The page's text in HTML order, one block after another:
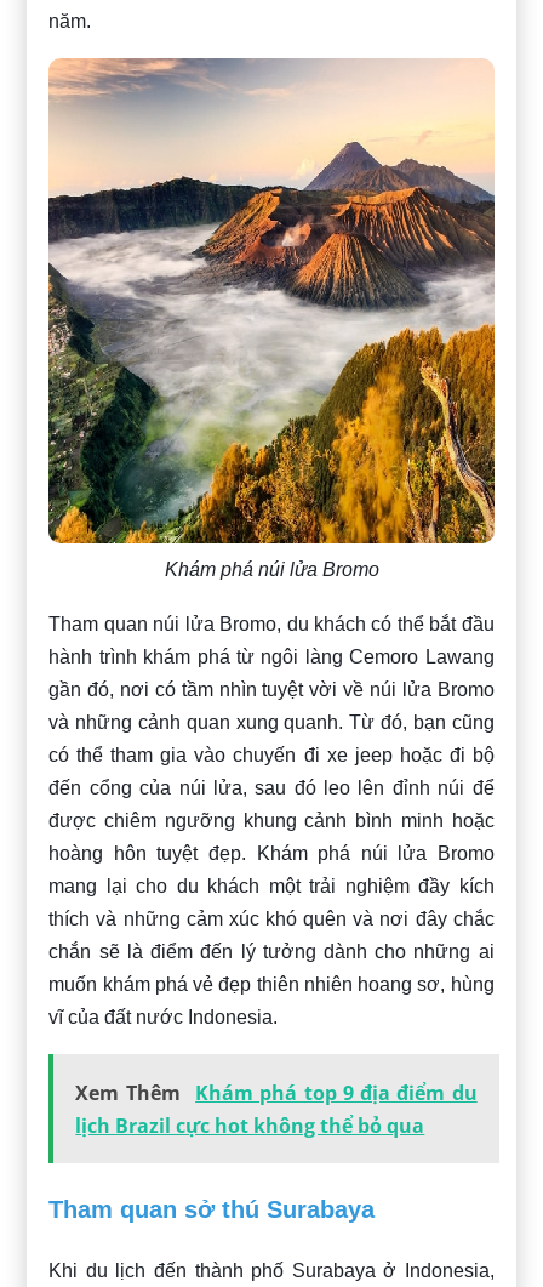
năm.
Khám phá núi lửa Bromo
Tham quan núi lửa Bromo, du khách có thể bắt đầu
hành trình khám phá từ ngôi làng Cemoro Lawang
gần đó, nơi có tầm nhìn tuyệt vời về núi lửa Bromo
và những cảnh quan xung quanh. Từ đó, bạn cũng
có thể tham gia vào chuyến đi xe jeep hoặc đi bộ
đến cổng của núi lửa, sau đó leo lên đỉnh núi để
được chiêm ngưỡng khung cảnh bình minh hoặc
hoàng hôn tuyệt đẹp. Khám phá núi lửa Bromo
mang lại cho du khách một trải nghiệm đầy kích
thích và những cảm xúc khó quên và nơi đây chắc
chắn sẽ là điểm đến lý tưởng dành cho những ai
muốn khám phá vẻ đẹp thiên nhiên hoang sơ, hùng
vĩ của đất nước Indonesia.
Xem Thêm
Khám phá top 9 địa điểm du
lịch Brazil cực hot không thể bỏ qua
Tham quan sở thú Surabaya
Khi du lịch đến thành phố Surabaya ở Indonesia,